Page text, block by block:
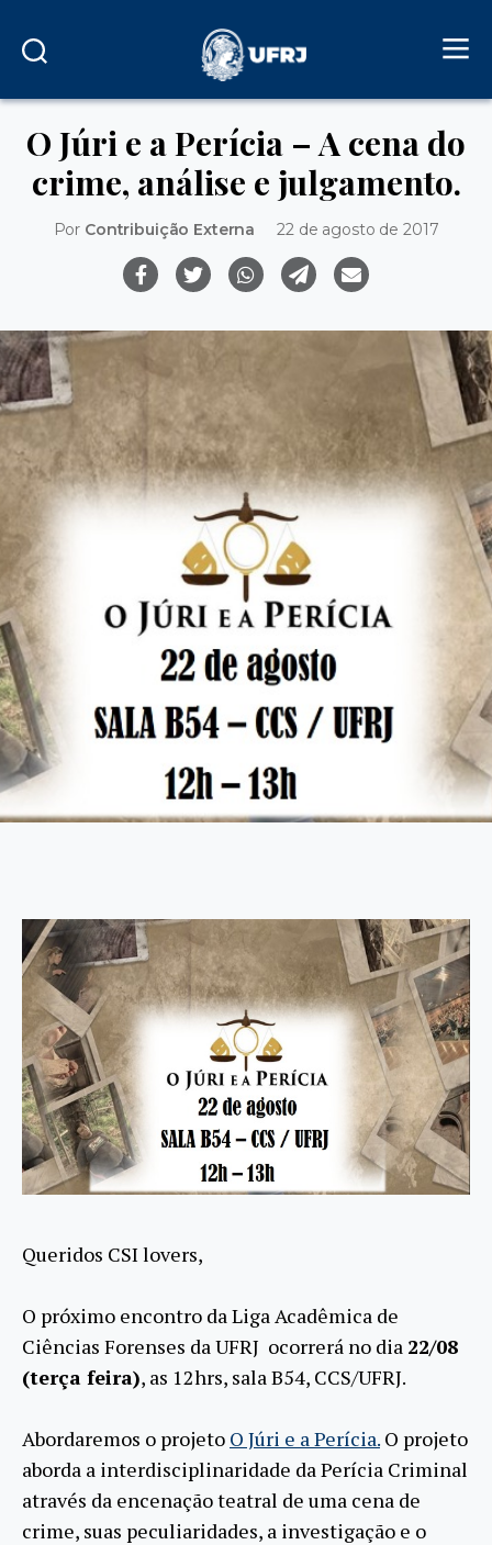
O Júri e a Perícia – A cena do
crime, análise e julgamento.
Por Contribuição Externa 22 de agosto de 2017
Queridos CSI lovers,
O próximo encontro da Liga Acadêmica de
Ciências Forenses da UFRJ ocorrerá no dia 22/08
(terça feira), as 12hrs, sala B54, CCS/UFRJ.
Abordaremos o projeto O Júri e a Perícia. O projeto
aborda a interdisciplinaridade da Perícia Criminal
através da encenação teatral de uma cena de
crime, suas peculiaridades, a investigação e o